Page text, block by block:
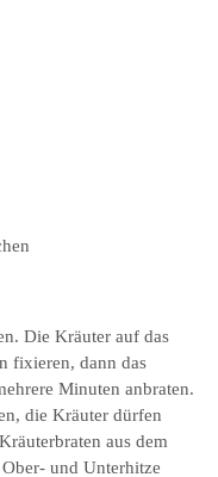
Die Kräuter auf das
fixieren, dann das
Minuten anbraten.
die Kräuter dürfen
aus dem
und Unterhitze